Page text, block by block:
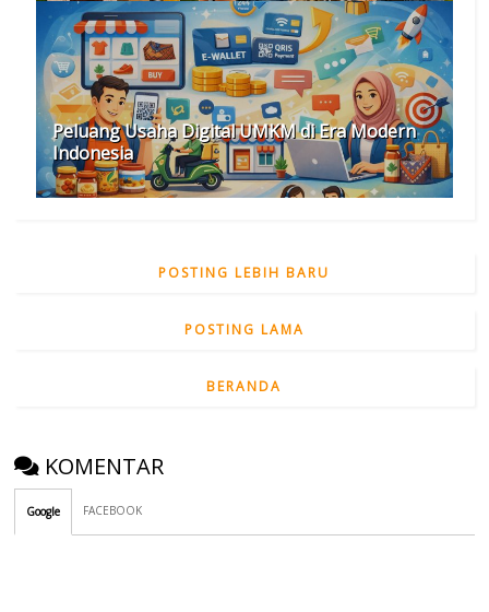
Peluang Usaha Digital UMKM di Era Modern
Indonesia
POSTING LEBIH BARU
POSTING LAMA
BERANDA
KOMENTAR
Google FACEBOOK